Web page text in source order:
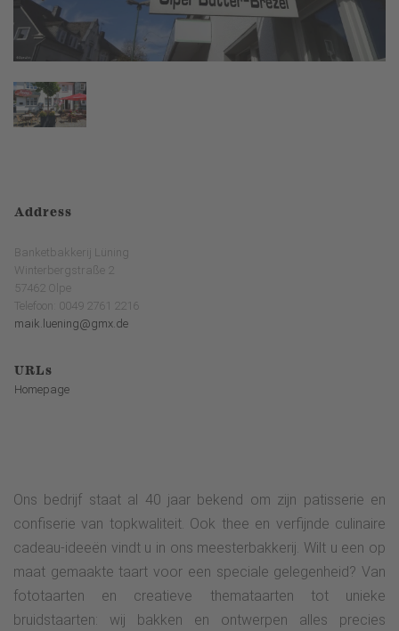
Address
Banketbakkerij Lüning
Winterbergstraße 2
57462 Olpe
Telefoon: 0049 2761 2216
maik.luening@gmx.de
URLs
Homepage
Ons bedrijf staat al 40 jaar bekend om zijn patisserie en
confiserie van topkwaliteit. Ook thee en verfijnde culinaire
cadeau-ideeën vindt u in ons meesterbakkerij. Wilt u een op
maat gemaakte taart voor een speciale gelegenheid? Van
fototaarten en creatieve themataarten tot unieke
bruidstaarten: wij bakken en ontwerpen alles precies